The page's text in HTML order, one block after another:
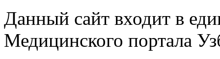
Данный сайт входит в
Медицинского портала